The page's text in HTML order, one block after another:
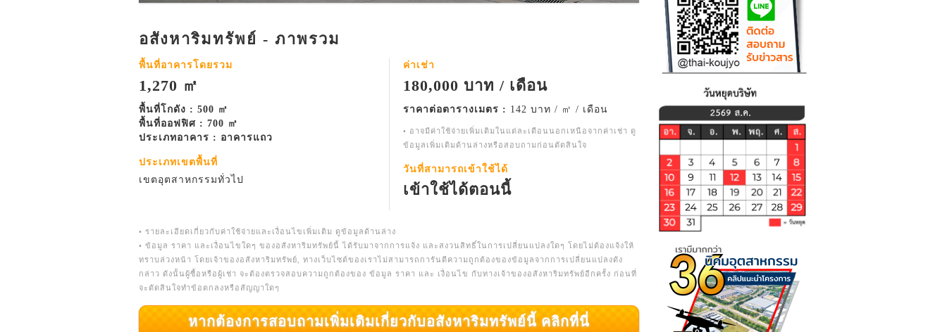
อสังหาริมทรัพย์ - ภาพรวม
พื้นที่อาคารโดยรวม
1,270 ㎡
พื้นที่โกดัง : 500 ㎡
พื้นที่ออฟฟิศ : 700 ㎡
ประเภทอาคาร : อาคารแถว
ประเภทเขตพื้นที่
เขตอุตสาหกรรมทั่วไป
ค่าเช่า
180,000 บาท / เดือน
ราคาต่อตารางเมตร : 142 บาท / ㎡ / เดือน
• อาจมีค่าใช้จ่ายเพิ่มเติมในแต่ละเดือนนอกเหนือจากค่าเช่า ดู
ข้อมูลเพิ่มเติมด้านล่างหรือสอบถามก่อนตัดสินใจ
วันที่สามารถเข้าใช้ได้
เข้าใช้ได้ตอนนี้
• รายละเอียดเกี่ยวกับค่าใช้จ่ายและเงื่อนไขเพิ่มเติม ดูข้อมูลด้านล่าง
• ข้อมูล ราคา และเงื่อนไขใดๆ ของอสังหาริมทรัพย์นี้ ได้รับมาจากการแจ้ง และสงวนสิทธิ์ในการเปลี่ยนแปลงใดๆ โดยไม่ต้องแจ้งให้
ทราบล่วงหน้า โดยเจ้าของอสังหาริมทรัพย์, ทางเว็บไซต์ของเราไม่สามารถการันตีความถูกต้องของข้อมูลจากการเปลี่ยนแปลงดัง
กล่าว ดังนั้นผู้ซื้อหรือผู้เช่า จะต้องตรวจสอบความถูกต้องของ ข้อมูล ราคา และ เงื่อนไข กับทางเจ้าของอสังหาริมทรัพย์อีกครั้ง ก่อนที่
จะตัดสินใจทำข้อตกลงหรือสัญญาใดๆ
หากต้องการสอบถามเพิ่มเติมเกี่ยวกับอสังหาริมทรัพย์นี้ คลิกที่นี่